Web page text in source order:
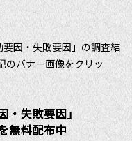
因・失敗要因」の調査結
のバナー画像をクリッ